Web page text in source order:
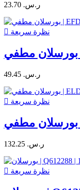
23.70 ر.س.‏
 نظرة سريعة
49.45 ر.س.‏
 نظرة سريعة
132.25 ر.س.‏
 نظرة سريعة